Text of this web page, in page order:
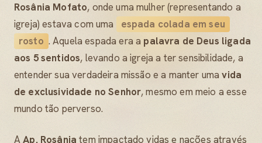
Rosânia Mofato, onde uma mulher (representando a
igreja) estava com uma
espada colada em seu
rosto . Aquela espada era a palavra de Deus ligada
aos 5 sentidos, levando a igreja a ter sensibilidade, a
entender sua verdadeira missão e a manter umavida
de exclusividade no Senhor, mesmo em meio a esse
mundo tão perverso.
AAp. Rosânia tem impactado vidas e nações através